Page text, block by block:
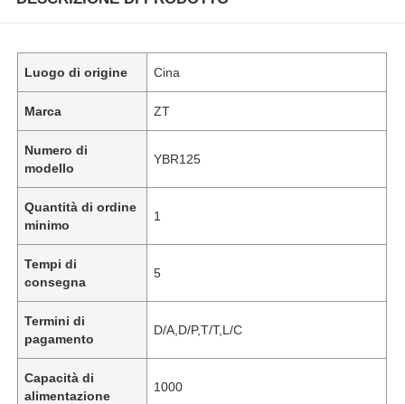
Luogo di origine Cina
Marca ZT
Numero di
modello
YBR125
Quantità di ordine
minimo
1
Tempi di
consegna
5
Termini di
pagamento
D/A,D/P,T/T,L/C
Capacità di
alimentazione
1000